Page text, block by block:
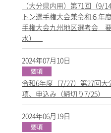
（大分県内用）第71回（9/
トン選手権大会兼令和６年
手権大会九州地区選考会
水）
2024年07月10日
令和6年度（7/27）第27回
項、申込み（締切り7/25）
2024年06月19日